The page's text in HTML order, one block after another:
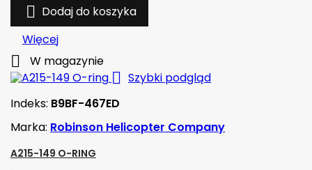
 Dodaj do koszyka
Więcej
 W magazynie
 Szybki podgląd
Indeks: B9BF-467ED
Marka: Robinson Helicopter Company
A215-149 O-RING